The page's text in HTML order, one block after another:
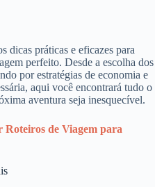
dicas práticas e eficazes para
perfeito. Desde a escolha dos
por estratégias de economia e
aqui você encontrará tudo o
aventura seja inesquecível.
Roteiros de Viagem para